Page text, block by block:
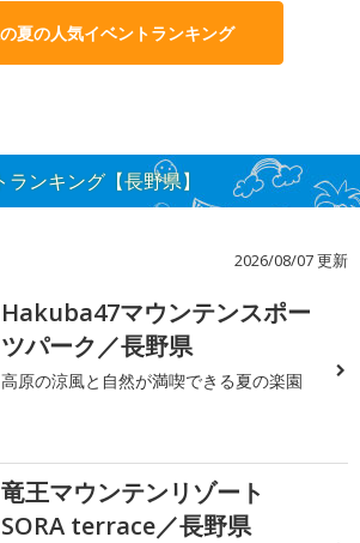
夏の人気イベントランキング
ンキング【長野県】
2026/08/07 更新
Hakuba47マウンテンスポー
ツパーク／長野県
高原の涼風と自然が満喫できる夏の楽園
竜王マウンテンリゾート
SORA terrace／長野県